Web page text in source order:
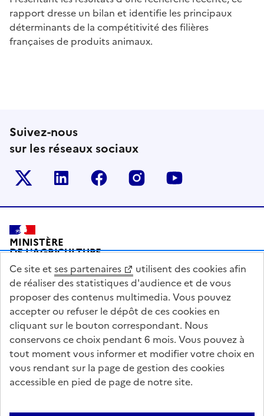
rapport dresse un bilan et identifie les principaux
déterminants de la compétitivité des filières
françaises de produits animaux.
Suivez-nous
sur les réseaux sociaux
Le ministère sur Twitter
Le ministère sur LinkedIn
Le ministère sur Facebook
Le ministère sur
Pied de page
MINISTÈRE
DE L'AGRICULTURE
DE L'AGRO-ALIMENTAIRE
ET DE LA SOUVERAINETÉ
ALIMENTAIRE
legifrance.gouv.fr
info.gouv.fr
service-public.gouv.fr
data.gouv.fr
Ce site et ses partenaires
utilisent des cookies afin
de réaliser des statistiques d'audience et de vous
proposer des contenus multimedia. Vous pouvez
accepter ou refuser le dépôt de ces cookies en
cliquant sur le bouton correspondant. Nous
conservons ce choix pendant 6 mois. Vous pouvez à
tout moment vous informer et modifier votre choix en
vous rendant sur la page de gestion des cookies
accessible en pied de page de notre site.